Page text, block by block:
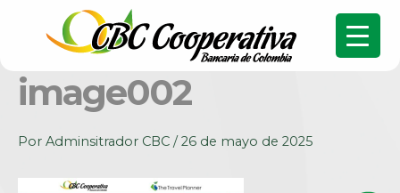
image002
Por Adminsitrador CBC /26 de mayo de 2025